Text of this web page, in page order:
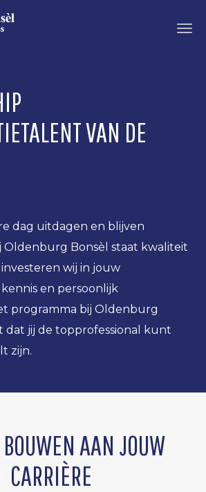
VAN DE
dag uitdagen en blijven
Oldenburg Bonsèl staat kwaliteit
wij in jouw
en persoonlijk
programma bij Oldenburg
dat jij de topprofessional kunt
zijn.
AAN JOUW
CARRIÈRE